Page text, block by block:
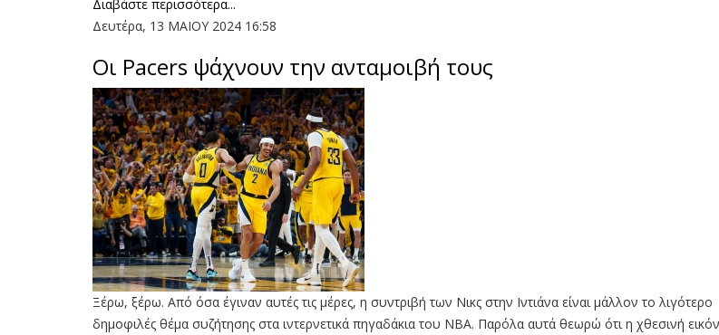
Διαβάστε περισσότερα...
Δευτέρα, 13 ΜΑΙΟΥ 2024 16:58
Οι Pacers ψάχνουν την ανταμοιβή τους
Ξέρω, ξέρω. Από όσα έγιναν αυτές τις μέρες, η συντριβή των Νικς στην Ιντιάνα είναι μάλλον το λιγότερο
δημοφιλές θέμα συζήτησης στα ιντερνετικά πηγαδάκια του ΝΒΑ. Παρόλα αυτά θεωρώ ότι η χθεσινή